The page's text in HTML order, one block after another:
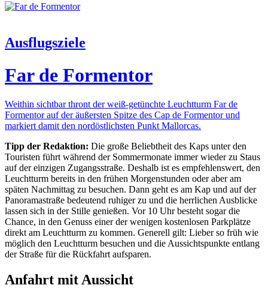
Ausflugsziele
Far de Formentor
Weithin sichtbar thront der weiß-getünchte Leuchtturm Far de
Formentor auf der äußersten Spitze des Cap de Formentor und
markiert damit den nordöstlichsten Punkt Mallorcas.
Tipp der Redaktion: Die große Beliebtheit des Kaps unter den
Touristen führt während der Sommermonate immer wieder zu Staus
auf der einzigen Zugangsstraße. Deshalb ist es empfehlenswert, den
Leuchtturm bereits in den frühen Morgenstunden oder aber am
späten Nachmittag zu besuchen. Dann geht es am Kap und auf der
Panoramastraße bedeutend ruhiger zu und die herrlichen Ausblicke
lassen sich in der Stille genießen. Vor 10 Uhr besteht sogar die
Chance, in den Genuss einer der wenigen kostenlosen Parkplätze
direkt am Leuchtturm zu kommen. Generell gilt: Lieber so früh wie
möglich den Leuchtturm besuchen und die Aussichtspunkte entlang
der Straße für die Rückfahrt aufsparen.
Anfahrt mit Aussicht